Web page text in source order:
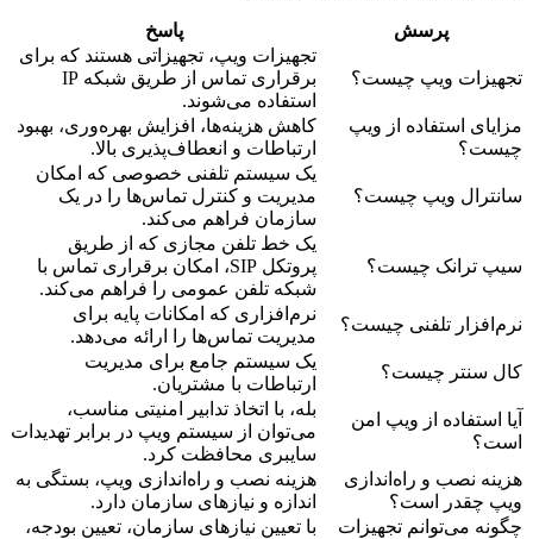
پرسش پاسخ
تجهیزات ویپ چیست؟
تجهیزات ویپ، تجهیزاتی هستند که برای
برقراری تماس از طریق شبکه IP
استفاده می‌شوند.
مزایای استفاده از ویپ
چیست؟
کاهش هزینه‌ها، افزایش بهره‌وری، بهبود
ارتباطات و انعطاف‌پذیری بالا.
سانترال ویپ چیست؟
یک سیستم تلفنی خصوصی که امکان
مدیریت و کنترل تماس‌ها را در یک
سازمان فراهم می‌کند.
سیپ ترانک چیست؟
یک خط تلفن مجازی که از طریق
پروتکل SIP، امکان برقراری تماس با
شبکه تلفن عمومی را فراهم می‌کند.
نرم‌افزار تلفنی چیست؟
نرم‌افزاری که امکانات پایه برای
مدیریت تماس‌ها را ارائه می‌دهد.
کال سنتر چیست؟
یک سیستم جامع برای مدیریت
ارتباطات با مشتریان.
آیا استفاده از ویپ امن
است؟
بله، با اتخاذ تدابیر امنیتی مناسب،
می‌توان از سیستم ویپ در برابر تهدیدات
سایبری محافظت کرد.
هزینه نصب و راه‌اندازی
ویپ چقدر است؟
هزینه نصب و راه‌اندازی ویپ، بستگی به
اندازه و نیازهای سازمان دارد.
چگونه می‌توانم تجهیزات
با تعیین نیازهای سازمان، تعیین بودجه،